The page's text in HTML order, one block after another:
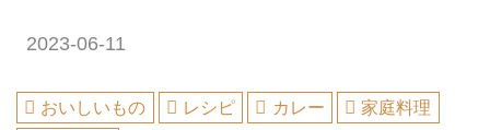
2023-06-11
おいしいもの レシピ カレー
家庭料理